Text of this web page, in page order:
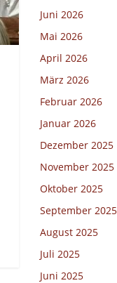
Juni 2026
Mai 2026
April 2026
März 2026
Februar 2026
Januar 2026
Dezember 2025
November 2025
Oktober 2025
September 2025
August 2025
Juli 2025
Juni 2025